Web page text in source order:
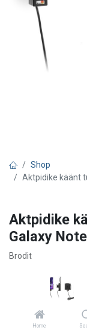
Home
Shop
Aktpidike käänt
Aktpidike
Galaxy
Brodit
€